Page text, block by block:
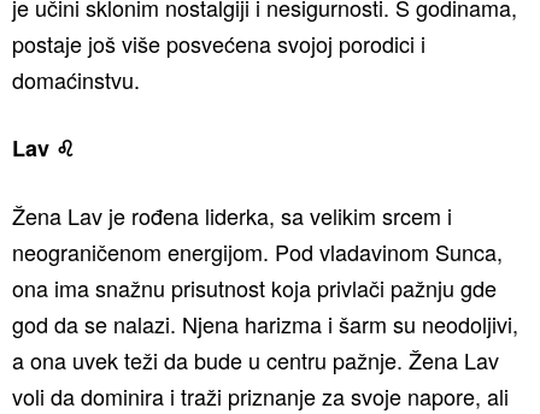
je učini sklonim nostalgiji i nesigurnosti. S godinama,
postaje još više posvećena svojoj porodici i
domaćinstvu.
Lav ♌️
Žena Lav je rođena liderka, sa velikim srcem i
neograničenom energijom. Pod vladavinom Sunca,
ona ima snažnu prisutnost koja privlači pažnju gde
god da se nalazi. Njena harizma i šarm su neodoljivi,
a ona uvek teži da bude u centru pažnje. Žena Lav
voli da dominira i traži priznanje za svoje napore, ali